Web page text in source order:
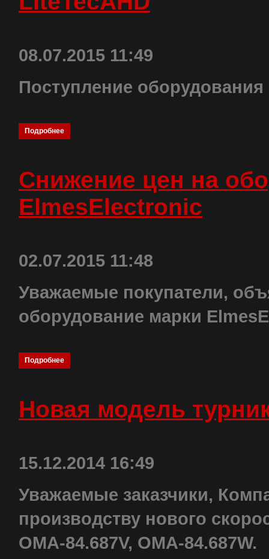
08.07.2015 11:49
Поступление
Подробнее
Снижение цен на
ElmesElectronic
02.07.2015 11:48
Уважаемые покупатели,
оборудование марки
Подробнее
Новая модель
15.12.2014 16:49
Уважаемые заказчики,
производству нового
ОМА-84.687V, ОМА-84.687W.